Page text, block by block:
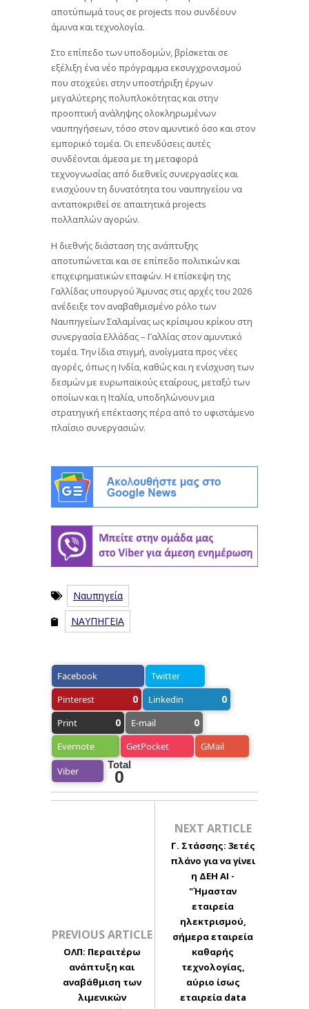
αποτύπωμά τους σε projects που συνδέουν
άμυνα και τεχνολογία.
Στο επίπεδο των υποδομών, βρίσκεται σε
εξέλιξη ένα νέο πρόγραμμα εκσυγχρονισμού
που στοχεύει στην υποστήριξη έργων
μεγαλύτερης πολυπλοκότητας και στην
προοπτική ανάληψης ολοκληρωμένων
ναυπηγήσεων, τόσο στον αμυντικό όσο και στον
εμπορικό τομέα. Οι επενδύσεις αυτές
συνδέονται άμεσα με τη μεταφορά
τεχνογνωσίας από διεθνείς συνεργασίες και
ενισχύουν τη δυνατότητα του ναυπηγείου να
ανταποκριθεί σε απαιτητικά projects
πολλαπλών αγορών.
Η διεθνής διάσταση της ανάπτυξης
αποτυπώνεται και σε επίπεδο πολιτικών και
επιχειρηματικών επαφών. Η επίσκεψη της
Γαλλίδας υπουργού Άμυνας στις αρχές του 2026
ανέδειξε τον αναβαθμισμένο ρόλο των
Ναυπηγείων Σαλαμίνας ως κρίσιμου κρίκου στη
συνεργασία Ελλάδας – Γαλλίας στον αμυντικό
τομέα. Την ίδια στιγμή, ανοίγματα προς νέες
αγορές, όπως η Ινδία, καθώς και η ενίσχυση των
δεσμών με ευρωπαϊκούς εταίρους, μεταξύ των
οποίων και η Ιταλία, υποδηλώνουν μια
στρατηγική επέκτασης πέρα από το υφιστάμενο
πλαίσιο συνεργασιών.
Ναυπηγεία
ΝΑΥΠΗΓΕΙΑ
Facebook
Twitter
Pinterest
0 Linkedin 0
Print 0 E-mail 0
Evernote GetPocket GMail
Viber
Total
0
PREVIOUS ARTICLE
ΟΛΠ: Περαιτέρω
ανάπτυξη και
αναβάθμιση των
λιμενικών
NEXT ARTICLE
Γ. Στάσσης: 3ετές
πλάνο για να γίνει
η ΔΕΗ AI -
"Ήμασταν
εταιρεία
ηλεκτρισμού,
σήμερα εταιρεία
καθαρής
τεχνολογίας,
αύριο ίσως
εταιρεία data